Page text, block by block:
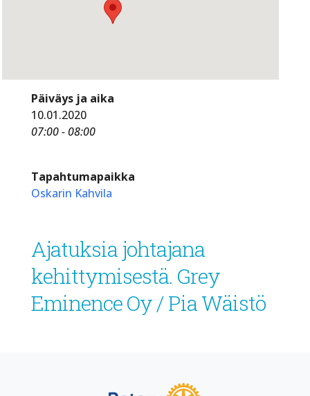
Päiväys ja aika
10.01.2020
07:00 - 08:00
Tapahtumapaikka
Oskarin Kahvila
Ajatuksia johtajana
kehittymisestä. Grey
Eminence Oy / Pia Wäistö